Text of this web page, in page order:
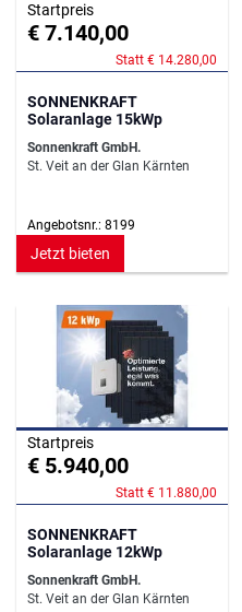
Startpreis
€ 7.140,00
Statt € 14.280,00
SONNENKRAFT
Solaranlage 15kWp
Sonnenkraft GmbH.
St. Veit an der Glan Kärnten
Angebotsnr.: 8199
Jetzt bieten
Startpreis
€ 5.940,00
Statt € 11.880,00
SONNENKRAFT
Solaranlage 12kWp
Sonnenkraft GmbH.
St. Veit an der Glan Kärnten